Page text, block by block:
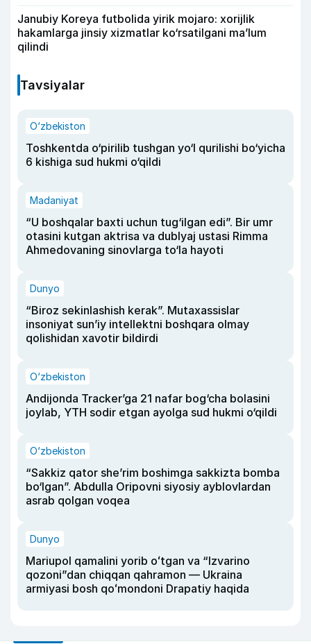
Janubiy Koreya futbolida yirik mojaro: xorijlik
hakamlarga jinsiy xizmatlar ko‘rsatilgani ma’lum
qilindi
Tavsiyalar
O‘zbekiston
Toshkentda o‘pirilib tushgan yo‘l qurilishi bo‘yicha
6 kishiga sud hukmi o‘qildi
Madaniyat
“U boshqalar baxti uchun tug‘ilgan edi”. Bir umr
otasini kutgan aktrisa va dublyaj ustasi Rimma
Ahmedovaning sinovlarga to‘la hayoti
Dunyo
“Biroz sekinlashish kerak”. Mutaxassislar
insoniyat sun’iy intellektni boshqara olmay
qolishidan xavotir bildirdi
O‘zbekiston
Andijonda Tracker’ga 21 nafar bog‘cha bolasini
joylab, YTH sodir etgan ayolga sud hukmi o‘qildi
O‘zbekiston
“Sakkiz qator she’rim boshimga sakkizta bomba
bo‘lgan”. Abdulla Oripovni siyosiy ayblovlardan
asrab qolgan voqea
Dunyo
Mariupol qamalini yorib oʻtgan va “Izvarino
qozoni”dan chiqqan qahramon — Ukraina
armiyasi bosh qoʻmondoni Drapatiy haqida